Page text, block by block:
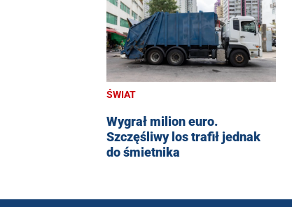
ŚWIAT
Wygrał milion euro.
Szczęśliwy los trafił jednak
do śmietnika